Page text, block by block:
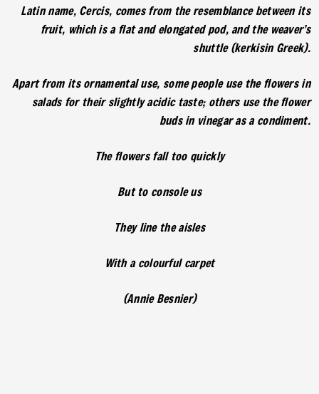
Latin name, Cercis, comes from the resemblance between its
fruit, which is a flat and elongated pod, and the weaver’s
shuttle (kerkisin Greek).
Apart from its ornamental use, some people use the flowers in
salads for their slightly acidic taste; others use the flower
buds in vinegar as a condiment.
The flowers fall too quickly
But to console us
They line the aisles
With a colourful carpet
(Annie Besnier)